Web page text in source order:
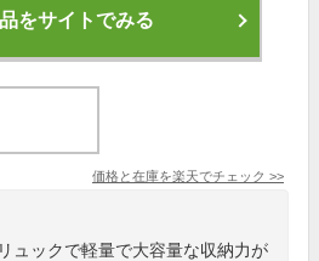
をサイトでみる
価格と在庫を楽天でチェック >>
ュックで軽量で大容量な収納力が